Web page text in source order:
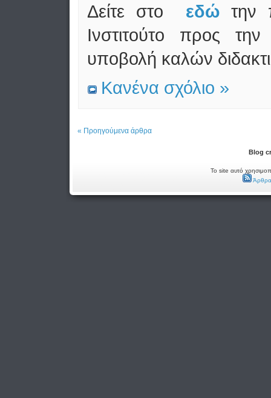
Δείτε στο εδώ την
Ινστιτούτο προς την
υποβολή καλών
Κανένα σχόλιο »
« Προηγούμενα άρθρα
Blog
Το site αυτό